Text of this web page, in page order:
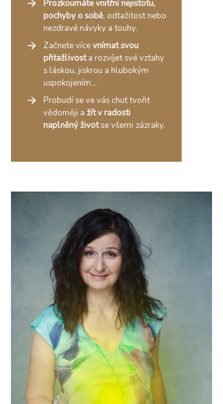
Prozkoumáte vnitřní nejistotu,
pochyby o sobě, odtažitost nebo
nezdravé návyky a touhy.
Začnete vícevnímat svou
přitažlivosta rozvíjet své vztahy
s láskou, jiskrou a hlubokým
uspokojením...
Probudí se ve vás chuť tvořit
vědoměji a žít v radosti
naplněný životse všemi zázraky.